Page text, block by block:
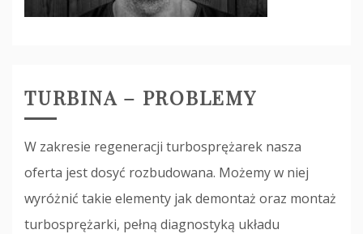
TURBINA – PROBLEMY
W zakresie regeneracji turbosprężarek nasza
oferta jest dosyć rozbudowana. Możemy w niej
wyróżnić takie elementy jak demontaż oraz montaż
turbosprężarki, pełną diagnostyką układu